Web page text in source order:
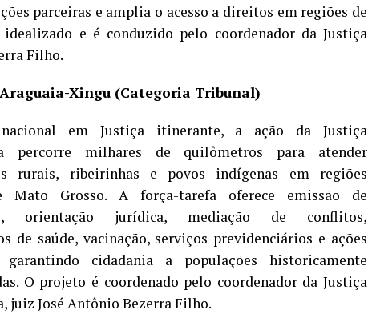
parceiras e amplia o acesso a direitos em regiões de
e é conduzido pelo coordenador da Justiça
Filho.
Xingu (Categoria Tribunal)
nacional em Justiça itinerante, a ação da Justiça
percorre milhares de quilômetros para atender
rurais, ribeirinhas e povos indígenas em regiões
Mato Grosso. A força-tarefa oferece emissão de
orientação jurídica, mediação de conflitos,
de saúde, vacinação, serviços previdenciários e ações
garantindo cidadania a populações historicamente
O projeto é coordenado pelo coordenador da Justiça
juiz José Antônio Bezerra Filho.